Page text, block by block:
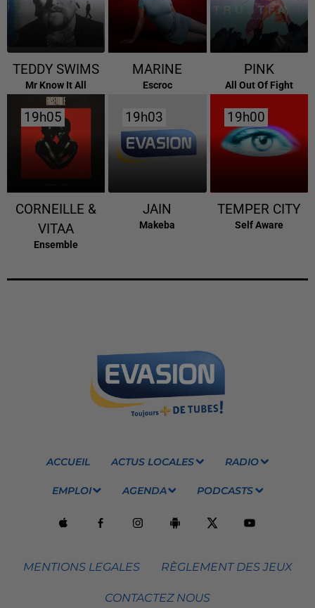
TEDDY SWIMS
Mr Know It All
MARINE
Escroc
PINK
All Out Of Fight
19h05
19h05
CORNEILLE &
VITAA
Ensemble
19h03
19h03
JAIN
Makeba
19h00
19h00
TEMPER CITY
Self Aware
ACCUEIL ACTUS LOCALES RADIO
EMPLOI AGENDA PODCASTS
MENTIONS LEGALES RÈGLEMENT DES JEUX
CONTACTEZ NOUS